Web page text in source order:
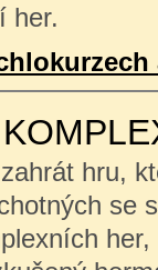
her.
hru,
se